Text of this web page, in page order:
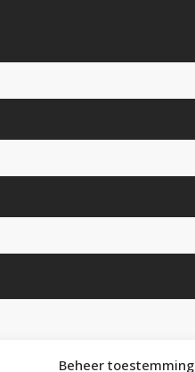
Beheer toestemming